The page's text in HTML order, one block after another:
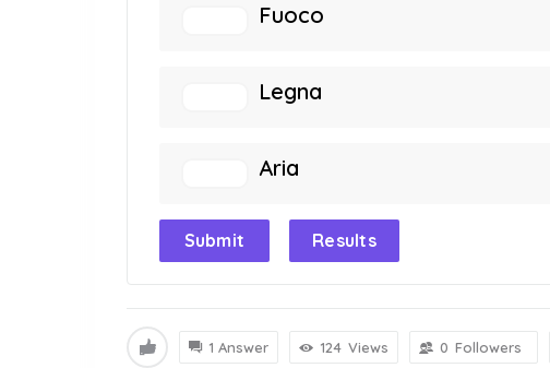
Fuoco
Legna
Aria
Submit Results
1 Answer 124 Views 0 Followers